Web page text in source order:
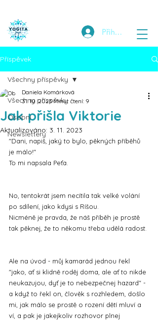
Přihlásit
Příspěvek
Všechny příspěvky
Osobní
Newslettery
Všechny příspěvky
Jak přišla Viktorie
Daniela Komárková
31. 10. 2023Minut čtení: 9
Aktualizováno: 3. 11. 2023
"Dani, napiš, jaký to bylo, pěkných příběhů
je málo!"
To mi napsala Peťa.
No, tentokrát jsem necítila tak velké volání
po sdílení, jako kdysi s Ríšou.
Nicméně je pravda, že náš příběh je prostě
tak pěknej, že to někomu třeba udělá radost.
Ale na úvod - můj kamarád jednou řekl
"jako, ať si klidně roděj doma, ale ať to nikde
neukazujou, dyť je to nebezpečnej hazard" -
a když to řekl on, člověk s rozhledem, došlo
mi, jak málo se prostě o rození dětí mluví a
ví, a pak je jakejkoliv rozhovor plnej